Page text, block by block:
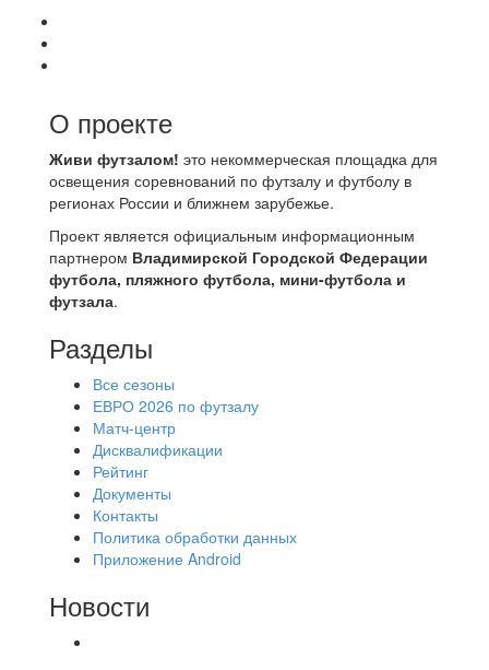
О проекте
Живи футзалом! это некоммерческая площадка для
освещения соревнований по футзалу и футболу в
регионах России и ближнем зарубежье.
Проект является официальным информационным
партнером Владимирской Городской Федерации
футбола, пляжного футбола, мини-футбола и
футзала.
Разделы
Все сезоны
ЕВРО 2026 по футзалу
Матч-центр
Дисквалификации
Рейтинг
Документы
Контакты
Политика обработки данных
Приложение Android
Новости